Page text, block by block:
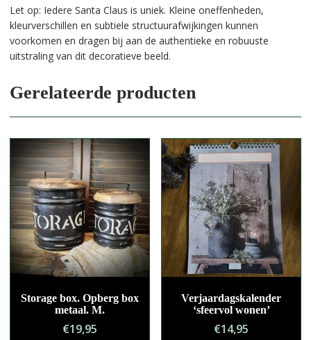
Let op: Iedere Santa Claus is uniek. Kleine oneffenheden,
kleurverschillen en subtiele structuurafwijkingen kunnen
voorkomen en dragen bij aan de authentieke en robuuste
uitstraling van dit decoratieve beeld.
Gerelateerde producten
Storage box. Opberg box
metaal. M.
€19,95
Verjaardagskalender
‘sfeervol wonen’
€14,95